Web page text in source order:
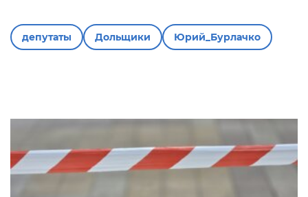
депутаты Дольщики Юрий_Бурлачко